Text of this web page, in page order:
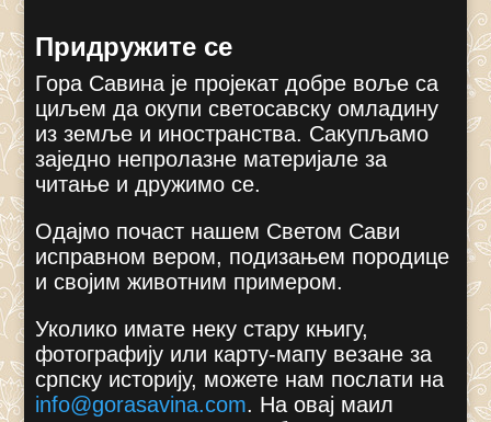
Придружите се
Гора Савина је пројекат добре воље са
циљем да окупи светосавску омладину
из земље и иностранства. Сакупљамо
заједно непролазне материјале за
читање и дружимо се.
Одајмо почаст нашем Светом Сави
исправном вером, подизањем породице
и својим животним примером.
Уколико имате неку стару књигу,
фотографију или карту-мапу везане за
српску историју, можете нам послати на
info@gorasavina.com. На овај маил